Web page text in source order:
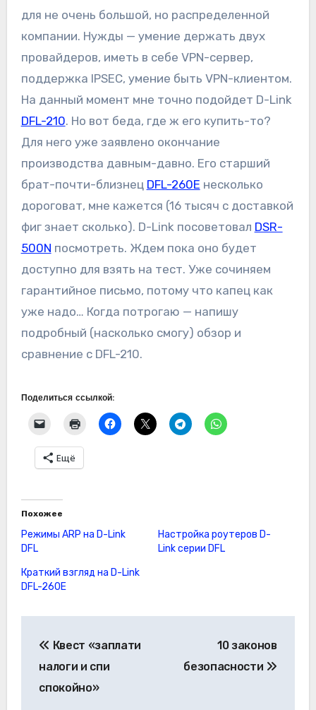
для не очень большой, но распределенной
компании. Нужды — умение держать двух
провайдеров, иметь в себе VPN-сервер,
поддержка IPSEC, умение быть VPN-клиентом.
На данный момент мне точно подойдет D-Link
DFL-210. Но вот беда, где ж его купить-то?
Для него уже заявлено окончание
производства давным-давно. Его старший
брат-почти-близнец DFL-260E несколько
дороговат, мне кажется (16 тысяч с доставкой
фиг знает сколько). D-Link посоветовал DSR-
500N посмотреть. Ждем пока оно будет
доступно для взять на тест. Уже сочиняем
гарантийное письмо, потому что капец как
уже надо… Когда потрогаю — напишу
подробный (насколько смогу) обзор и
сравнение с DFL-210.
Поделиться ссылкой:
Ещё
Похожее
Режимы ARP на D-Link
DFL
Настройка роутеров D-
Link серии DFL
Краткий взгляд на D-Link
DFL-260E
по
записям
Квест «заплати
налоги и спи
спокойно»
10 законов
безопасности